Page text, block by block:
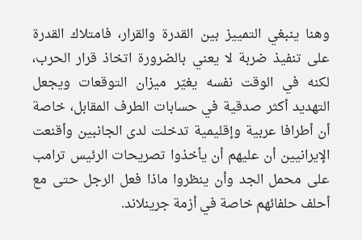
وهنا ينبغي التمييز بين القدرة والقرار، فامتلاك القدرة
على تنفيذ ضربة لا يعني بالضرورة اتخاذ قرار الحرب،
لكنه في الوقت نفسه يغيّر ميزان التوقعات ويجعل
التهديد أكثر صدقية في حسابات الطرف المقابل، خاصة
أن أطرافا عربية وإقليمية تدخلت لدى الجانبين وأقنعت
الإيرانيين أن عليهم أن يأخذوا تصريحات الرئيس ترامب
على محمل الجد وأن ينظروا ماذا فعل الرجل حتى مع
أحلف حلفائهم خاصة في أزمة جرينلاند.